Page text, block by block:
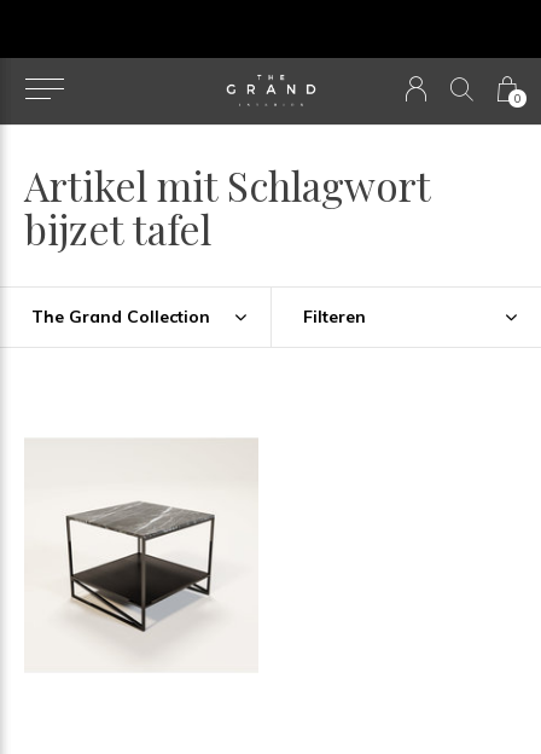
0
Artikel mit Schlagwort
bijzet tafel
The Grand Collection Filteren